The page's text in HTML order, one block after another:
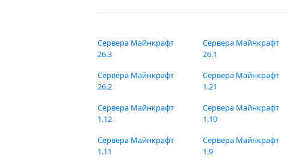
Сервера Майнкрафт
26.3
Сервера Майнкрафт
26.2
Сервера Майнкрафт
26.1
Сервера Майнкрафт
1.21
Сервера Майнкрафт
1.12
Сервера Майнкрафт
1.11
Сервера Майнкрафт
1.10
Сервера Майнкрафт
1.9